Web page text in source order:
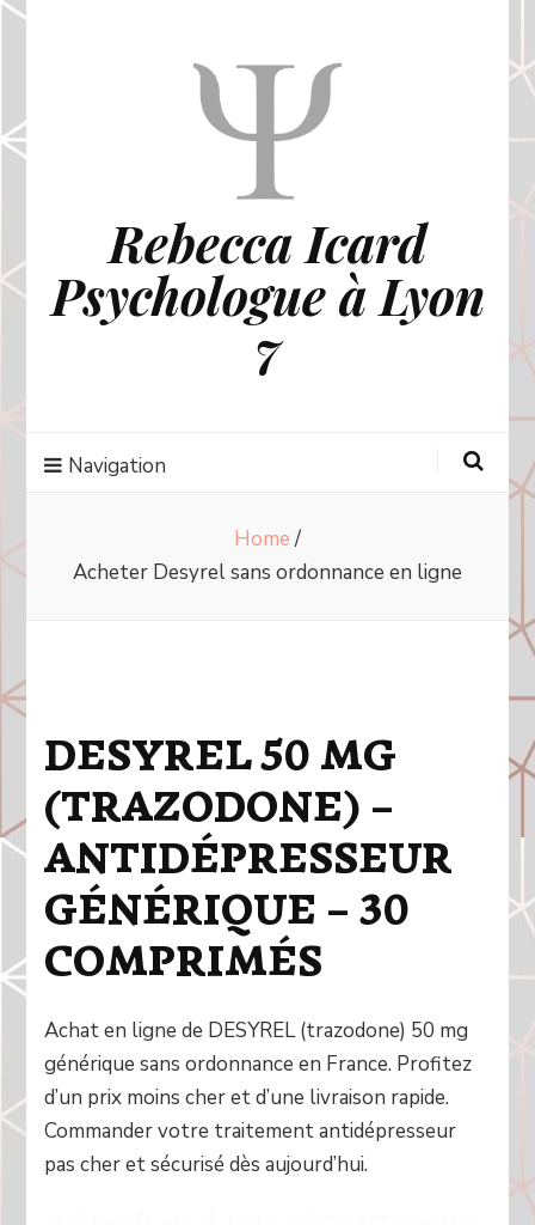
Rebecca Icard
Psychologue à Lyon
7
Navigation
Home /
Acheter Desyrel sans ordonnance en ligne
DESYREL 50 MG
(TRAZODONE) –
ANTIDÉPRESSEUR
GÉNÉRIQUE – 30
COMPRIMÉS
Achat en ligne de DESYREL (trazodone) 50 mg
générique sans ordonnance en France. Profitez
d’un prix moins cher et d’une livraison rapide.
Commander votre traitement antidépresseur
pas cher et sécurisé dès aujourd’hui.